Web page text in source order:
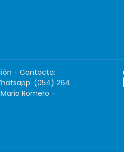
- Contacto:
(054) 264
Romero -